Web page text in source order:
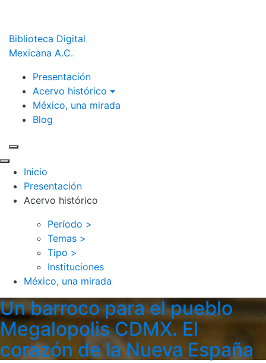
Biblioteca Digital
Mexicana A.C.
Presentación
Acervo histórico
México, una mirada
Blog
Inicio
Presentación
Acervo histórico
Período >
Temas >
Tipo >
Instituciones
México, una mirada
Un barroco para el pueblo
Megalopolis CDMX. El
corazón de la Nueva España